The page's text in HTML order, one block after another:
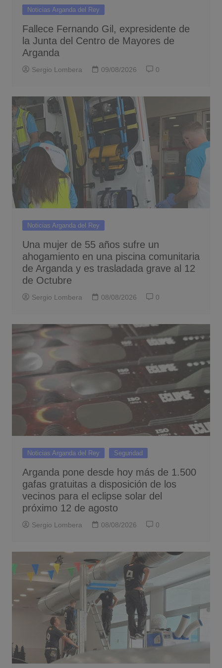
Noticias Arganda del Rey
Fallece Fernando Gil, expresidente de
la Junta del Centro de Mayores de
Arganda
Sergio Lombera 09/08/2026 0
Noticias Arganda del Rey
Una mujer de 55 años sufre un
ahogamiento en una piscina comunitaria
de Arganda y es trasladada grave al 12
de Octubre
Sergio Lombera 08/08/2026 0
Noticias Arganda del Rey Seguridad
Arganda pone desde hoy más de 1.500
gafas gratuitas a disposición de los
vecinos para el eclipse solar del
próximo 12 de agosto
Sergio Lombera 08/08/2026 0